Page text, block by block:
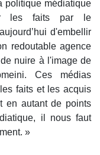
politique médiatique
les faits par le
d'embellir
redoutable agence
nuire à l'image de
Ces médias
faits et les acquis
en autant de points
il nous faut
»